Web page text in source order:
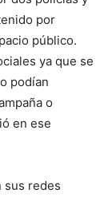
por
público.
ya que se
podían
o
en ese
sus redes